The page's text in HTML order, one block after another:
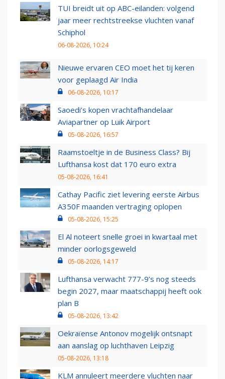
TUI breidt uit op ABC-eilanden: volgend
jaar meer rechtstreekse vluchten vanaf
Schiphol
06-08-2026, 10:24
Nieuwe ervaren CEO moet het tij keren
voor geplaagd Air India
06-08-2026, 10:17
Saoedi’s kopen vrachtafhandelaar
Aviapartner op Luik Airport
05-08-2026, 16:57
Raamstoeltje in de Business Class? Bij
Lufthansa kost dat 170 euro extra
05-08-2026, 16:41
Cathay Pacific ziet levering eerste Airbus
A350F maanden vertraging oplopen
05-08-2026, 15:25
El Al noteert snelle groei in kwartaal met
minder oorlogsgeweld
05-08-2026, 14:17
Lufthansa verwacht 777-9’s nog steeds
begin 2027, maar maatschappij heeft ook
plan B
05-08-2026, 13:42
Oekraïense Antonov mogelijk ontsnapt
aan aanslag op luchthaven Leipzig
05-08-2026, 13:18
KLM annuleert meerdere vluchten naar